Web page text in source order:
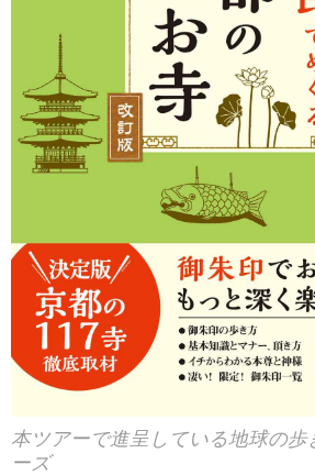
本ツアーで進呈している地球の
ーズ